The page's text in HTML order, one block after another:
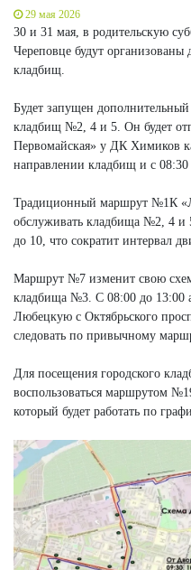
29 мая 2026
30 и 31 мая, в родительскую
Череповце будут
кладбищ.
Будет запущен
кладбищ №2, 4 и 5. Он будет
Первомайская» у ДК Химиков
направлении кладбищ и с 08:30
Традиционный маршрут №1К
обслуживать кладбища №2, 4 и
до 10, что сократит интервал
Маршрут №7 изменит свою
кладбища №3. С 08:00 до 13:00
Любецкую с Октябрьского
следовать по привычному
Для посещения городского
воспользоваться маршрутом
который будет работать по